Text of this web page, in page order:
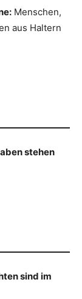
Menschen,
aus Haltern
stehen
sind im